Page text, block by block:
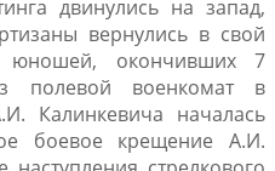
двинулись на запад,
вернулись в свой
юношей, окончивших 7
полевой военкомат в
Калинкевича началась
боевое крещение А.И.